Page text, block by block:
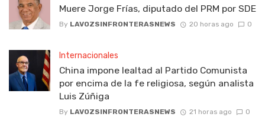
Muere Jorge Frías, diputado del PRM por SDE
By LAVOZSINFRONTERASNEWS 20 horas ago 0
Internacionales
China impone lealtad al Partido Comunista
por encima de la fe religiosa, según analista
Luis Zúñiga
By LAVOZSINFRONTERASNEWS 21 horas ago 0